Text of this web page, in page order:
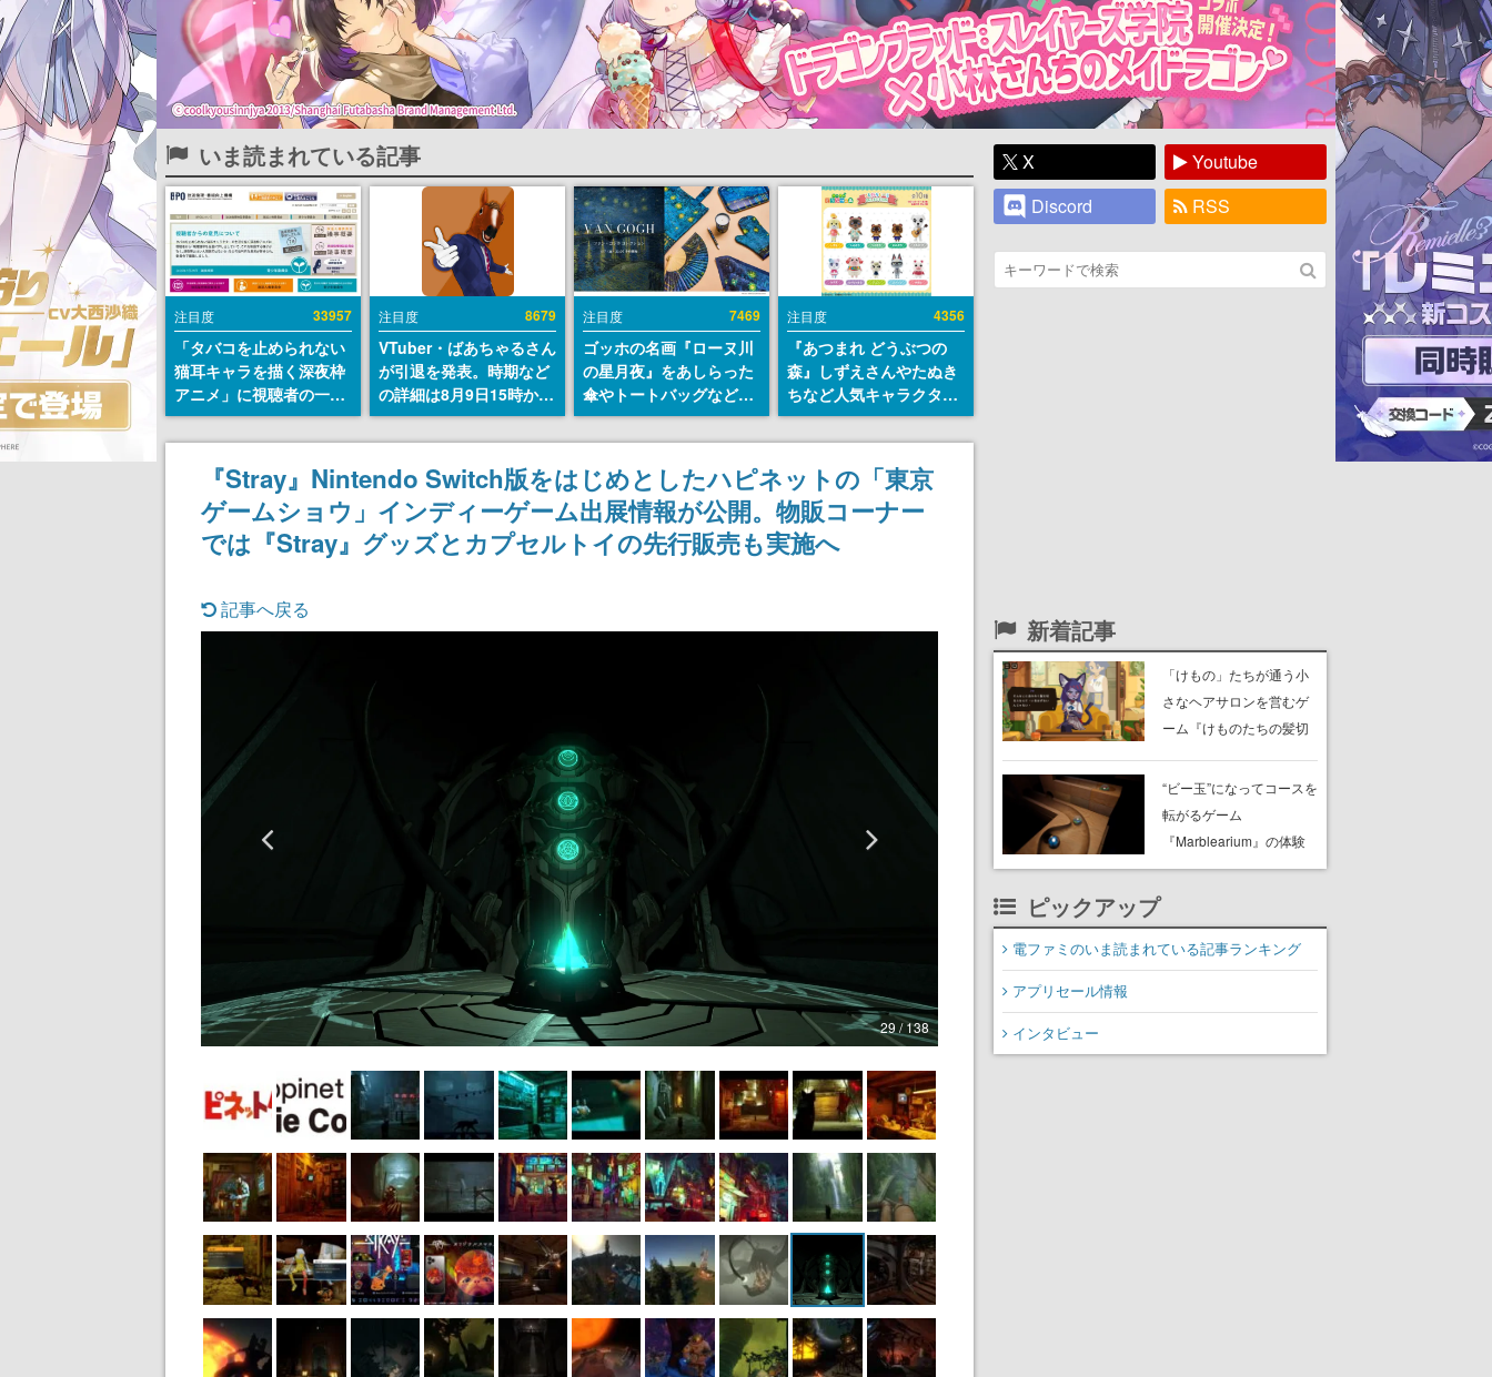
いま読まれている記事
注目度 33957
「タバコを止められない
猫耳キャラを描く深夜枠
アニメ」に視聴者の一部
から批判意見。違法薬物
の使用と思しき描写も含
めて、BPOが議論を交わ
注目度 8679
VTuber・ばあちゃるさん
が引退を発表。時期など
の詳細は8月9日15時から
の配信で説明
注目度 7469
ゴッホの名画『ローヌ川
の星月夜』をあしらった
傘やトートバッグなどが
登場。8月7日21時より2
日間限定で予約販売
注目度 4356
『あつまれ どうぶつの
森』しずえさんやたぬき
ちなど人気キャラクター
のフロッキードールが9
月に発売開始。「とたけ
け」や「ちゃちゃまる」
も
『Stray』Nintendo Switch版をはじめとしたハピネットの「東京
ゲームショウ」インディーゲーム出展情報が公開。物販コーナー
では『Stray』グッズとカプセルトイの先行販売も実施へ
記事へ戻る
29 / 138
X
Youtube
Discord
RSS
新着記事
「けもの」たちが通う小
さなヘアサロンを営むゲ
ーム『けものたちの髪切
始。悩みを持ったお客様
と会話を交わし“本当に望
んでる髪型”を見つけ出す
“ビー玉”になってコースを
転がるゲーム
『Marblearium』の体験
版がSteamで本日8月7日
ピックアップ
電ファミのいま読まれている記事ランキング
アプリセール情報
インタビュー